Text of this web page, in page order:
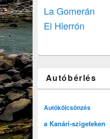
La Gomerán
El Hierrón
Autóbérlés
Autókölcsönzés
a Kanári-szigeteken